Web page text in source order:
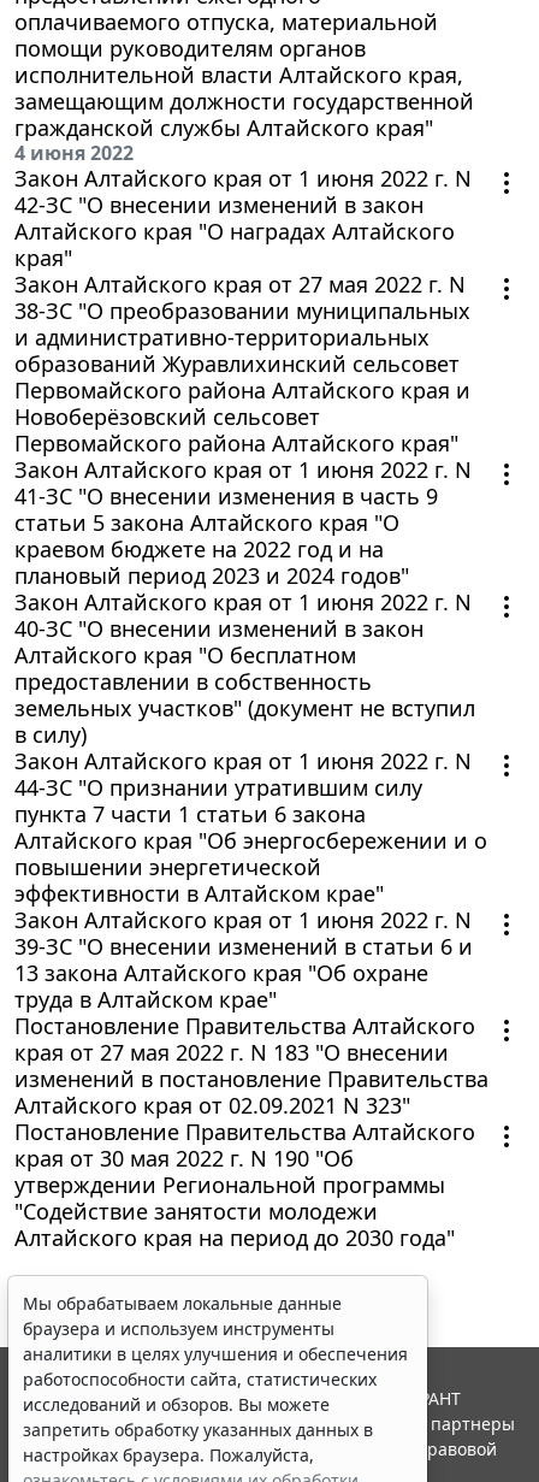
оплачиваемого отпуска, материальной
помощи руководителям органов
исполнительной власти Алтайского края,
замещающим должности государственной
гражданской службы Алтайского края"
4 июня 2022
Закон Алтайского края от 1 июня 2022 г. N
42-ЗС "О внесении изменений в закон
Алтайского края "О наградах Алтайского
края"
Закон Алтайского края от 27 мая 2022 г. N
38-ЗС "О преобразовании муниципальных
и административно-территориальных
образований Журавлихинский сельсовет
Первомайского района Алтайского края и
Новоберёзовский сельсовет
Первомайского района Алтайского края"
Закон Алтайского края от 1 июня 2022 г. N
41-ЗС "О внесении изменения в часть 9
статьи 5 закона Алтайского края "О
краевом бюджете на 2022 год и на
плановый период 2023 и 2024 годов"
Закон Алтайского края от 1 июня 2022 г. N
40-ЗС "О внесении изменений в закон
Алтайского края "О бесплатном
предоставлении в собственность
земельных участков" (документ не вступил
в силу)
Закон Алтайского края от 1 июня 2022 г. N
44-ЗС "О признании утратившим силу
пункта 7 части 1 статьи 6 закона
Алтайского края "Об энергосбережении и о
повышении энергетической
эффективности в Алтайском крае"
Закон Алтайского края от 1 июня 2022 г. N
39-ЗС "О внесении изменений в статьи 6 и
13 закона Алтайского края "Об охране
труда в Алтайском крае"
Постановление Правительства Алтайского
края от 27 мая 2022 г. N 183 "О внесении
изменений в постановление Правительства
Алтайского края от 02.09.2021 N 323"
Постановление Правительства Алтайского
края от 30 мая 2022 г. N 190 "Об
утверждении Региональной программы
"Содействие занятости молодежи
Алтайского края на период до 2030 года"
Мы обрабатываем локальные данные
браузера и используем инструменты
аналитики в целях улучшения и обеспечения
работоспособности сайта, статистических
исследований и обзоров. Вы можете
запретить обработку указанных данных в
настройках браузера. Пожалуйста,
© ООО "НПП "ГАРАНТ-СЕРВИС", 2026. Система ГАРАНТ
выпускается с 1990 года. Компания "Гарант" и ее партнеры
являются участниками Российской ассоциации правовой
информации ГАРАНТ.